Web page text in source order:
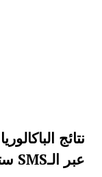
عبر الـSMS ستكون غدًا !